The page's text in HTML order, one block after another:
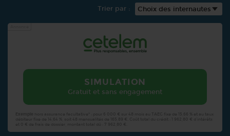
Trier par :
SIMULATION
Gratuit et sans engagement